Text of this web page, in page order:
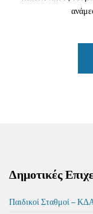
Δημοτικές
Παιδικοί Σταθμοί –